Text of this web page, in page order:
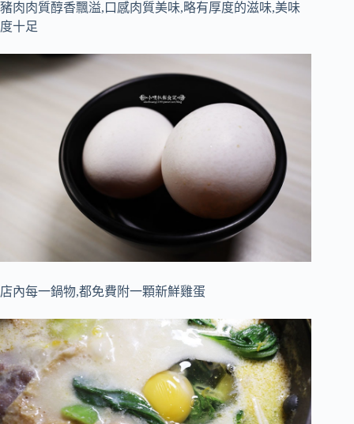
豬肉肉質醇香飄溢,口感肉質美味,略有厚度的滋味,美味
度十足
店內每一鍋物,都免費附一顆新鮮雞蛋